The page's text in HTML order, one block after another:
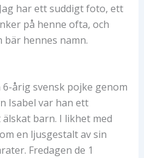
har ett suddigt foto, ett
på henne ofta, och
hennes namn.
6-årig svensk pojke genom
Isabel var han ett
barn. I likhet med
en ljusgestalt av sin
Fredagen de 1